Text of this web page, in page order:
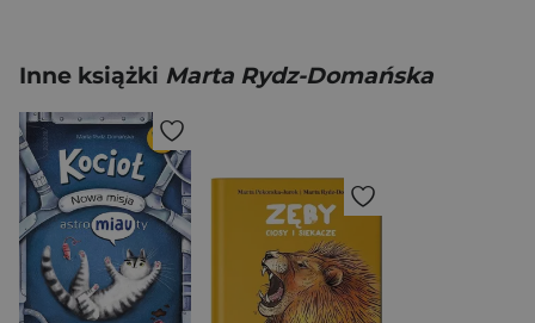
Inne książki Marta Rydz-Domańska